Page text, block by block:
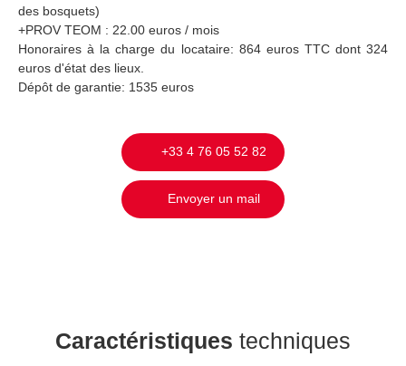
des bosquets)
+PROV TEOM : 22.00 euros / mois
Honoraires à la charge du locataire: 864 euros TTC dont 324
euros d'état des lieux.
Dépôt de garantie: 1535 euros
+33 4 76 05 52 82
Envoyer un mail
Caractéristiques techniques